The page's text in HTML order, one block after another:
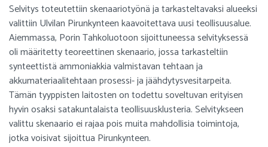
Selvitys toteutettiin skenaariotyönä ja tarkasteltavaksi alueeksi
valittiin Ulvilan Pirunkynteen kaavoitettava uusi teollisuusalue.
Aiemmassa, Porin Tahkoluotoon sijoittuneessa selvityksessä
oli määritetty teoreettinen skenaario, jossa tarkasteltiin
synteettistä ammoniakkia valmistavan tehtaan ja
akkumateriaalitehtaan prosessi- ja jäähdytysvesitarpeita.
Tämän tyyppisten laitosten on todettu soveltuvan erityisen
hyvin osaksi satakuntalaista teollisuusklusteria. Selvitykseen
valittu skenaario ei rajaa pois muita mahdollisia toimintoja,
jotka voisivat sijoittua Pirunkynteen.